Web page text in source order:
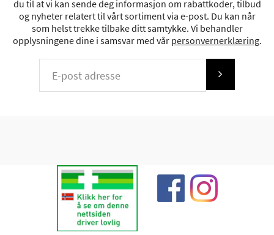
du til at vi kan sende deg informasjon om rabattkoder, tilbud
og nyheter relatert til vårt sortiment via e-post. Du kan når
som helst trekke tilbake ditt samtykke. Vi behandler
opplysningene dine i samsvar med vår personvernerklæring.